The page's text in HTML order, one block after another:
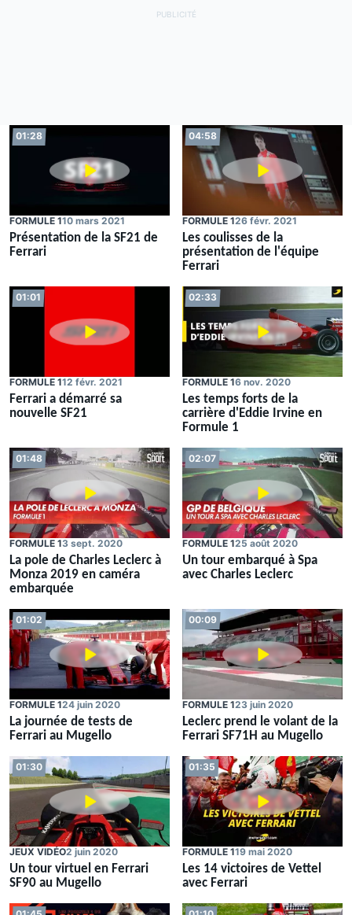
01:28
FORMULE 110 mars 2021
Présentation de la SF21 de
Ferrari
04:58
FORMULE 126 févr. 2021
Les coulisses de la
présentation de l'équipe
Ferrari
01:01
FORMULE 112 févr. 2021
Ferrari a démarré sa
nouvelle SF21
02:33
FORMULE 16 nov. 2020
Les temps forts de la
carrière d'Eddie Irvine en
Formule 1
01:48
FORMULE 13 sept. 2020
La pole de Charles Leclerc à
Monza 2019 en caméra
embarquée
02:07
FORMULE 125 août 2020
Un tour embarqué à Spa
avec Charles Leclerc
01:02
FORMULE 124 juin 2020
La journée de tests de
Ferrari au Mugello
00:09
FORMULE 123 juin 2020
Leclerc prend le volant de la
Ferrari SF71H au Mugello
01:30
JEUX VIDÉO2 juin 2020
Un tour virtuel en Ferrari
SF90 au Mugello
01:35
FORMULE 119 mai 2020
Les 14 victoires de Vettel
avec Ferrari